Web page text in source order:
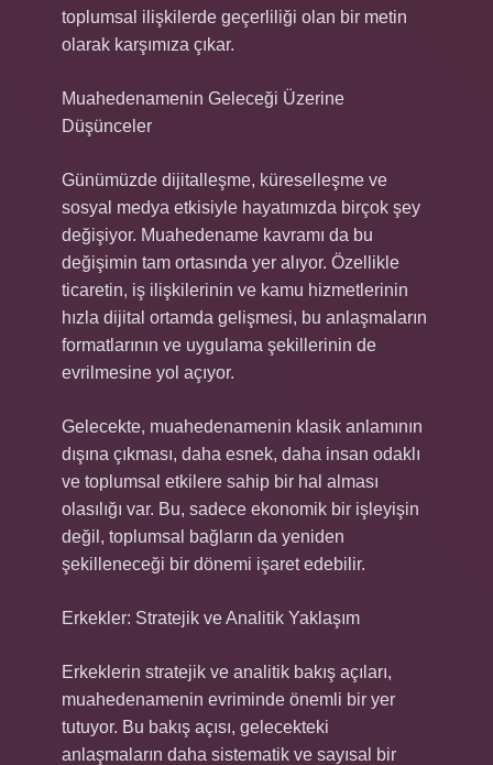
toplumsal ilişkilerde geçerliliği olan bir metin
olarak karşımıza çıkar.
Muahedenamenin Geleceği Üzerine
Düşünceler
Günümüzde dijitalleşme, küreselleşme ve
sosyal medya etkisiyle hayatımızda birçok şey
değişiyor. Muahedename kavramı da bu
değişimin tam ortasında yer alıyor. Özellikle
ticaretin, iş ilişkilerinin ve kamu hizmetlerinin
hızla dijital ortamda gelişmesi, bu anlaşmaların
formatlarının ve uygulama şekillerinin de
evrilmesine yol açıyor.
Gelecekte, muahedenamenin klasik anlamının
dışına çıkması, daha esnek, daha insan odaklı
ve toplumsal etkilere sahip bir hal alması
olasılığı var. Bu, sadece ekonomik bir işleyişin
değil, toplumsal bağların da yeniden
şekilleneceği bir dönemi işaret edebilir.
Erkekler: Stratejik ve Analitik Yaklaşım
Erkeklerin stratejik ve analitik bakış açıları,
muahedenamenin evriminde önemli bir yer
tutuyor. Bu bakış açısı, gelecekteki
anlaşmaların daha sistematik ve sayısal bir